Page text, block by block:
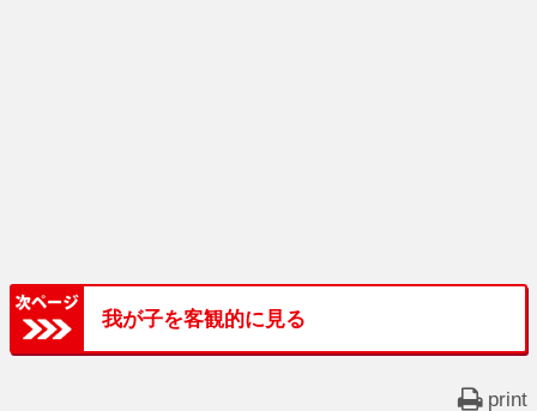
我が子を客観的に見る
print